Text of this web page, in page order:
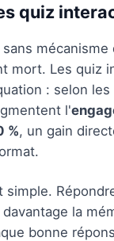
quiz
mécanisme
mort. Les quiz
: selon les
l'
%, un gain
simple.
la
bonne